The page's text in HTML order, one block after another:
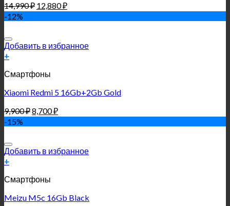
14,990₽ 12,880₽
-12%
Добавить в избранное
+
Смартфоны
Xiaomi Redmi 5 16Gb+2Gb Gold
9,900₽8,700₽
-15%
Добавить в избранное
+
Смартфоны
Meizu M5c 16Gb Black